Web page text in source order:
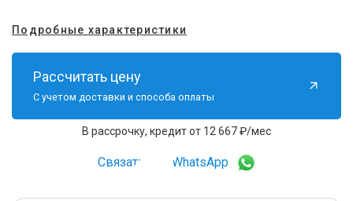
Подробные характеристики
Рассчитать цену
С учетом доставки и способа оплаты
В рассрочку, кредит от 12 667 ₽/мес
Связаться в WhatsApp